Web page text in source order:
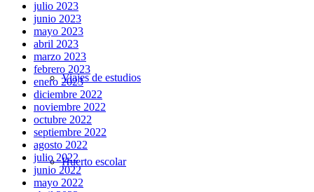
Viajes de estudios
Huerto escolar
julio 2023
junio 2023
mayo 2023
abril 2023
marzo 2023
febrero 2023
enero 2023
diciembre 2022
noviembre 2022
octubre 2022
septiembre 2022
agosto 2022
julio 2022
junio 2022
mayo 2022